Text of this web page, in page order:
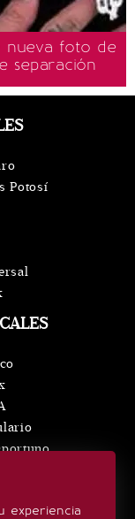
nueva foto de
separación
experiencia
Potosí